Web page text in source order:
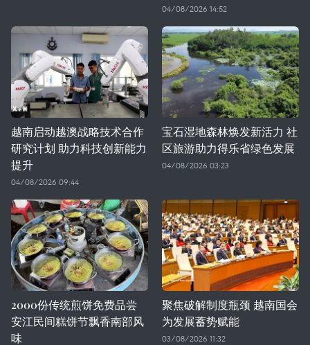
04/08/2026 14:52
越南启动越澳战略技术合作
研究计划 助力科技创新能力
提升
04/08/2026 09:44
宝石湿地森林焕发新活力 社
区旅游助力得乐省绿色发展
04/08/2026 03:23
2000份传统煎饼免费品尝
安江民间糕饼节飘香南部风
味
聚焦破解制度瓶颈 越南国会
为发展蓄势赋能
03/08/2026 11:32